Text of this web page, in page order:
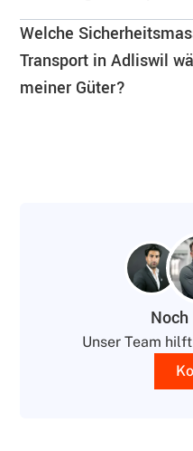
Welche
Transport in Adliswil
meiner Güter?
Unser Team